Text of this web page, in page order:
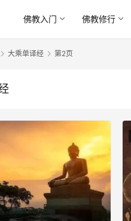
佛教入门 佛教修行
大乘单译经 第2页